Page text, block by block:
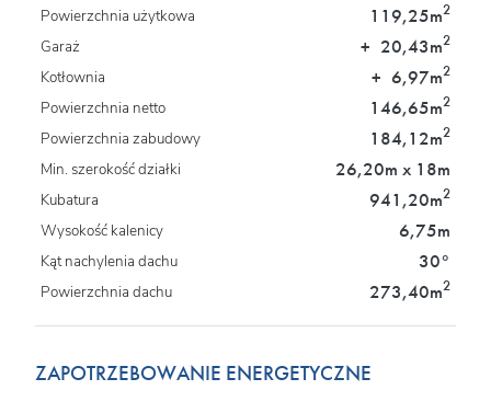
Powierzchnia użytkowa 119,25m2
Garaż + 20,43m2
Kotłownia + 6,97m2
Powierzchnia netto 146,65m2
Powierzchnia zabudowy 184,12m2
Min. szerokość działki 26,20m x 18m
Kubatura 941,20m2
Wysokość kalenicy 6,75m
Kąt nachylenia dachu 30°
Powierzchnia dachu 273,40m2
ZAPOTRZEBOWANIE ENERGETYCZNE